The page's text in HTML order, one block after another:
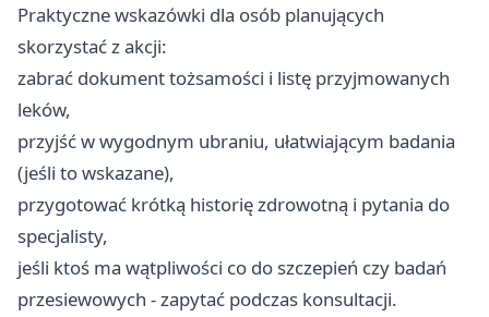
Praktyczne wskazówki dla osób planujących
skorzystać z akcji:
zabrać dokument tożsamości i listę przyjmowanych
leków,
przyjść w wygodnym ubraniu, ułatwiającym badania
(jeśli to wskazane),
przygotować krótką historię zdrowotną i pytania do
specjalisty,
jeśli ktoś ma wątpliwości co do szczepień czy badań
przesiewowych - zapytać podczas konsultacji.